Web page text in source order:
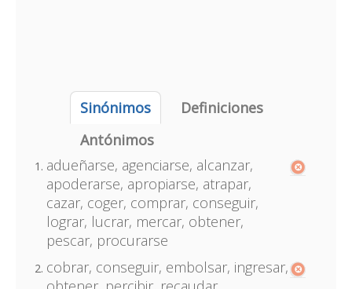
Sinónimos
Definiciones
Antónimos
adueñarse, agenciarse, alcanzar,
apoderarse, apropiarse, atrapar,
cazar, coger, comprar, conseguir,
lograr, lucrar, mercar, obtener,
pescar, procurarse
cobrar, conseguir, embolsar, ingresar,